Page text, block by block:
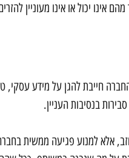
יכול או אינו מעוניין
חייבת להגן על מידע עסקי,
בנסיבות העניין.
אלא למנוע פגיעה ממשית